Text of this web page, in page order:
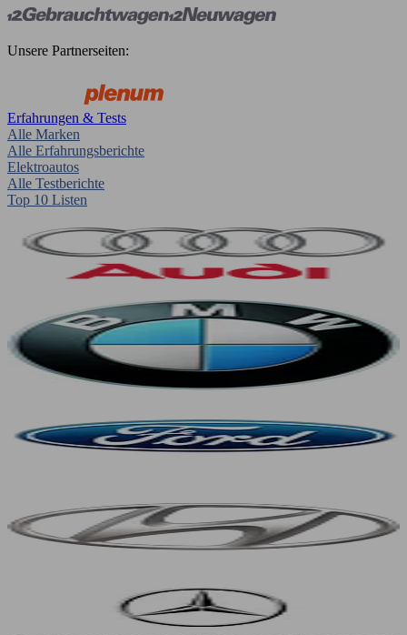
Unsere Partnerseiten:
Erfahrungen & Tests
Alle Marken
Alle Erfahrungsberichte
Elektroautos
Alle Testberichte
Top 10 Listen